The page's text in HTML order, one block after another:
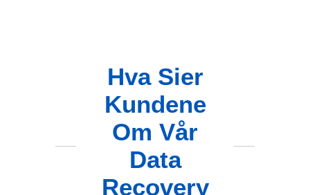
Hva Sier
Kundene
Om Vår
Data
Recovery